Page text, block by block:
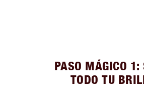
PASO MÁGICO 1:
TODO TU